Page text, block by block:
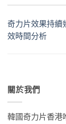
奇力片效果持續
效時間分析
關於我們
韓國奇力片香港